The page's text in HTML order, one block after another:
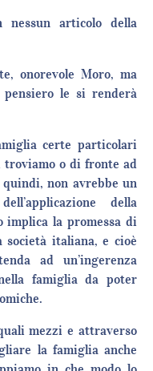
articolo della
onorevole Moro, ma
le si renderà
certe particolari
troviamo o di fronte ad
quindi, non avrebbe un
della
implica la promessa di
società italiana, e cioè
ad un’ingerenza
famiglia da poter
mezzi e attraverso
la famiglia anche